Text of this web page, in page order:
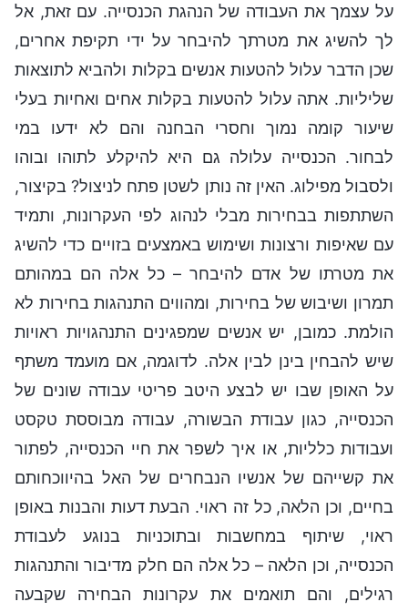
על עצמך את העבודה של הנהגת הכנסייה. עם זאת, אל
לך להשיג את מטרתך להיבחר על ידי תקיפת אחרים,
שכן הדבר עלול להטעות אנשים בקלות ולהביא לתוצאות
שליליות. אתה עלול להטעות בקלות אחים ואחיות בעלי
שיעור קומה נמוך וחסרי הבחנה והם לא ידעו במי
לבחור. הכנסייה עלולה גם היא להיקלע לתוהו ובוהו
ולסבול מפילוג. האין זה נותן לשטן פתח לניצול? בקיצור,
השתתפות בבחירות מבלי לנהוג לפי העקרונות, ותמיד
עם שאיפות ורצונות ושימוש באמצעים בזויים כדי להשיג
את מטרתו של אדם להיבחר – כל אלה הם במהותם
תמרון ושיבוש של בחירות, ומהווים התנהגות בחירות לא
הולמת. כמובן, יש אנשים שמפגינים התנהגויות ראויות
שיש להבחין בינן לבין אלה. לדוגמה, אם מועמד משתף
על האופן שבו יש לבצע היטב פריטי עבודה שונים של
הכנסייה, כגון עבודת הבשורה, עבודה מבוססת טקסט
ועבודות כלליות, או איך לשפר את חיי הכנסייה, לפתור
את קשייהם של אנשיו הנבחרים של האל בהיווכחותם
בחיים, וכן הלאה, כל זה ראוי. הבעת דעות והבנות באופן
ראוי, שיתוף במחשבות ובתוכניות בנוגע לעבודת
הכנסייה, וכן הלאה – כל אלה הם חלק מדיבור והתנהגות
רגילים, והם תואמים את עקרונות הבחירה שקבעה